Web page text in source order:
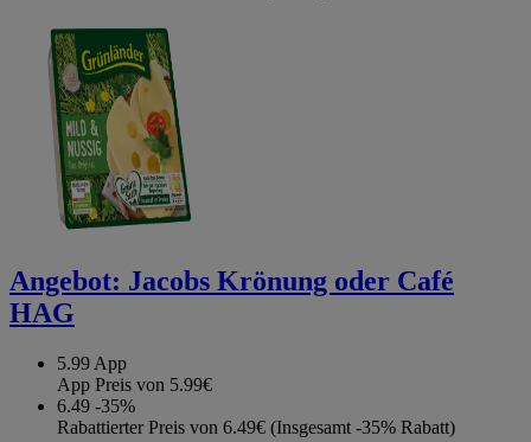
Angebot: Jacobs Krönung oder Café
HAG
5.99 App
App Preis von 5.99€
6.49 -35%
Rabattierter Preis von 6.49€ (Insgesamt -35% Rabatt)